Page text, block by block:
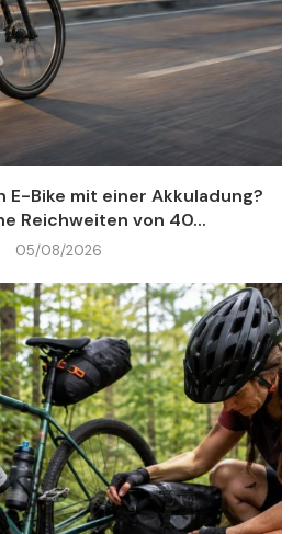
E-Bike mit einer Akkuladung?
Reichweiten von 40...
05/08/2026